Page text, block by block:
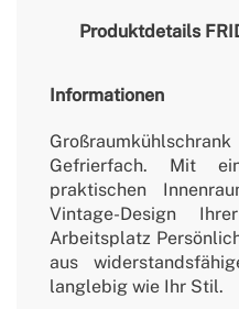
Produktdetails
Informationen
Gefrierfach. Mit
praktischen
Vintage-Design
Arbeitsplatz
aus
langlebig wie Ihr Stil.